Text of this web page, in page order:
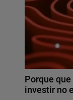
Porque
investir no